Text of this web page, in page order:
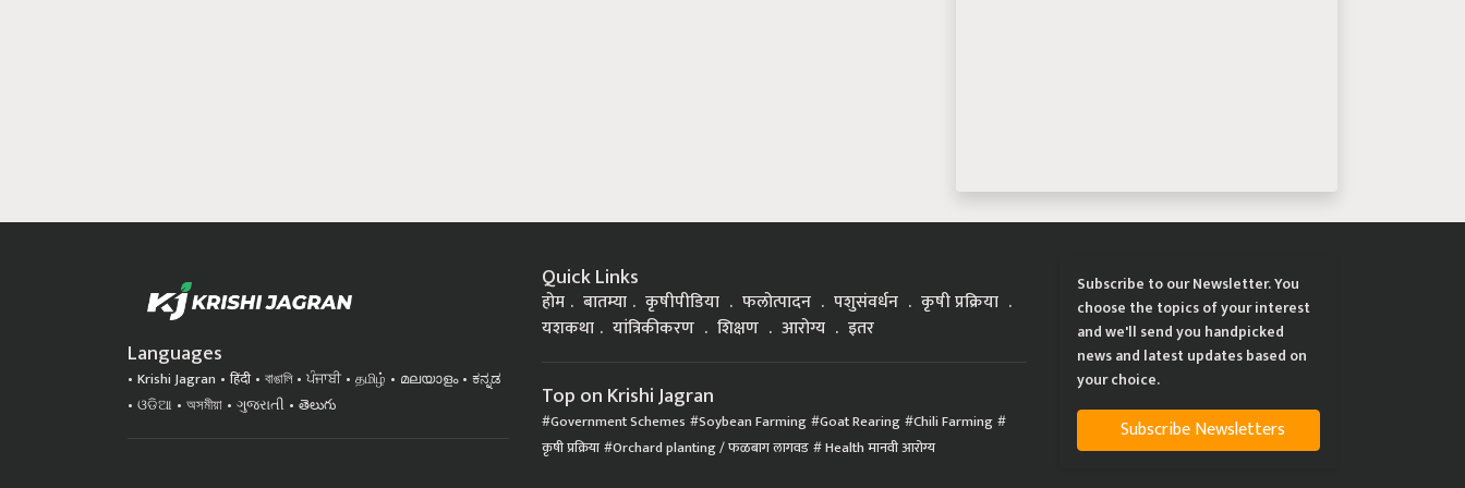
Languages
Krishi Jagran हिंदी বাঙালি ਪੰਜਾਬੀ தமிழ் മലയാളം
ಕನ್ನಡ
ଓଡିଆ
অসমীয়া ગુજરાતી తెలుగు
Quick Links
होम बातम्या कृषीपीडिया फलोत्पादन पशुसंवर्धन
कृषी प्रक्रिया
यशकथा
यांत्रिकीकरण शिक्षण आरोग्य इतर
Top on Krishi Jagran
Government Schemes Soybean Farming Goat Rearing Chili Farming
कृषी प्रक्रिया Orchard planting / फळबाग लागवड Health मानवी आरोग्य
Subscribe to our Newsletter. You
choose the topics of your interest
and we'll send you handpicked
news and latest updates based on
your choice.
Subscribe Newsletters